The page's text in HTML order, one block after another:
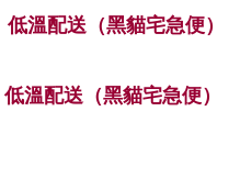
低溫配送（黑貓宅急便）
低溫配送（黑貓宅急便）